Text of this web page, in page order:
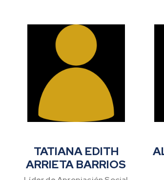
TATIANA EDITH
ARRIETA BARRIOS